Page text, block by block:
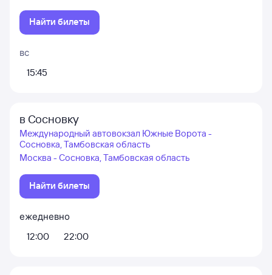
Найти билеты
вс
15:45
в Сосновку
Международный автовокзал Южные Ворота -
Сосновка, Тамбовская область
Москва - Сосновка, Тамбовская область
Найти билеты
ежедневно
12:00
22:00